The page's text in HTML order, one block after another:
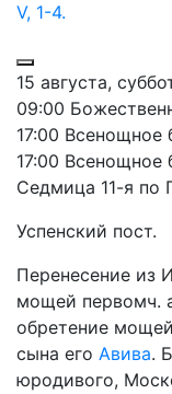
V, 1-4.
15 августа,
09:00
17:00 Всенощное
17:00 Всенощное
Седмица 11-я по
Успенский пост.
Перенесение из
мощей первомч.
обретение
сына его Авива.
юродивого,